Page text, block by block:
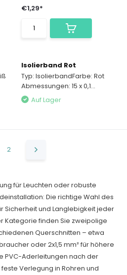
€1,29*
Isolierband Rot
Typ: IsolierbandFarbe: Rot
Abmessungen: 15 x 0,1...
Auf Lager
2
für Leuchten oder robuste
Die richtige Wahl des
Sicherheit und Langlebigkeit jeder
Kategorie finden Sie zweipolige
Querschnitten – etwa
oder 2x1,5 mm² für höhere
PVC-Aderleitungen nach der
Verlegung in Rohren und